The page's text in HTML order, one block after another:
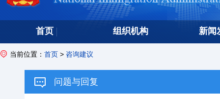
首页 组织机构 新闻
当前位置： 首页 > 咨询建议
问题与回复